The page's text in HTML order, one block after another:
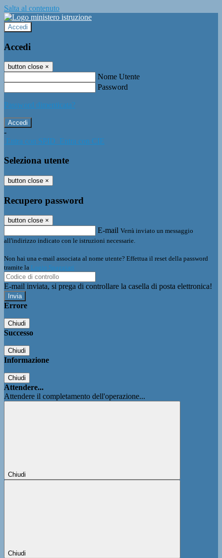
Salta al contenuto
Accedi
Accedi
button close ×
Nome Utente
Password
Password dimenticata?
-
Entra con SPID Entra con CIE
Seleziona utente
button close ×
Recupero password
button close ×
E-mail Verrà inviato un messaggio
all'indirizzo indicato con le istruzioni necessarie.
Non hai una e-mail associata al nome utente? Effettua il reset della password
tramite la Login Spaggiari
E-mail inviata, si prega di controllare la casella di posta elettronica!
Errore
Chiudi
Successo
Chiudi
Informazione
Chiudi
Attendere...
Attendere il completamento dell'operazione...
Chiudi
Chiudi